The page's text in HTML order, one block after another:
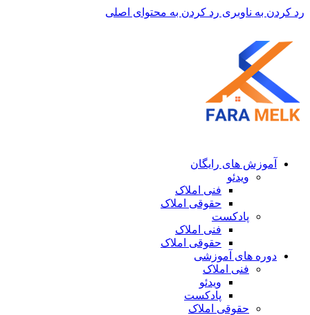
رد کردن به ناوبری رد کردن به محتوای اصلی
آموزش های رایگان
ویدئو
فنی املاک
حقوقی املاک
پادکست
فنی املاک
حقوقی املاک
دوره های آموزشی
فنی املاک
ویدئو
پادکست
حقوقی املاک